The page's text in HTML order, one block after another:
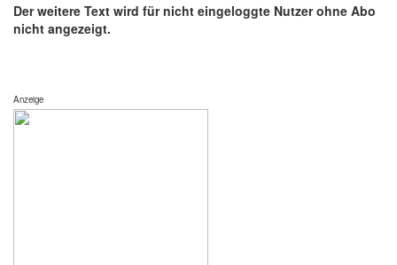
Der weitere Text wird für nicht eingeloggte Nutzer ohne Abo
nicht angezeigt.
Anzeige